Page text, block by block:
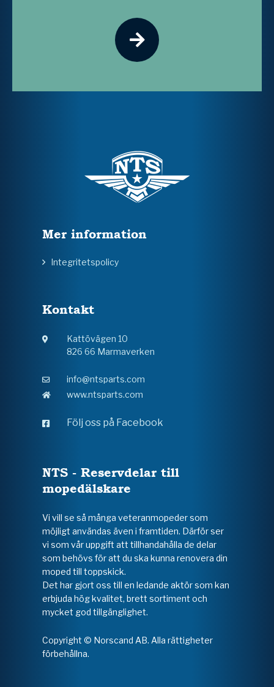
Mer information
Integritetspolicy
Kontakt
Kattövägen 10
826 66 Marmaverken
info@ntsparts.com
www.ntsparts.com
Följ oss på Facebook
NTS - Reservdelar till
mopedälskare
Vi vill se så många veteranmopeder som
möjligt användas även i framtiden. Därför ser
vi som vår uppgift att tillhandahålla de delar
som behövs för att du ska kunna renovera din
moped till toppskick.
Det har gjort oss till en ledande aktör som kan
erbjuda hög kvalitet, brett sortiment och
mycket god tillgänglighet.
Copyright © Norscand AB. Alla rättigheter
förbehållna.